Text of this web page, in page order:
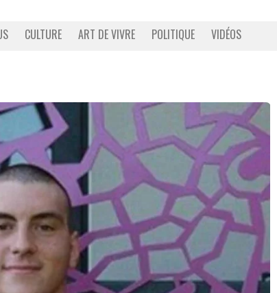
CULTURE ART DE VIVRE POLITIQUE VIDÉOS